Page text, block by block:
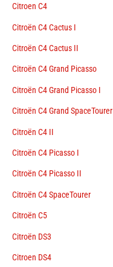
Citroen C4
Citroën C4 Cactus I
Citroën C4 Cactus II
Citroën C4 Grand Picasso
Citroën C4 Grand Picasso I
Citroën C4 Grand SpaceTourer
Citroën C4 II
Citroën C4 Picasso I
Citroën C4 Picasso II
Citroën C4 SpaceTourer
Citroën C5
Citroën DS3
Citroen DS4